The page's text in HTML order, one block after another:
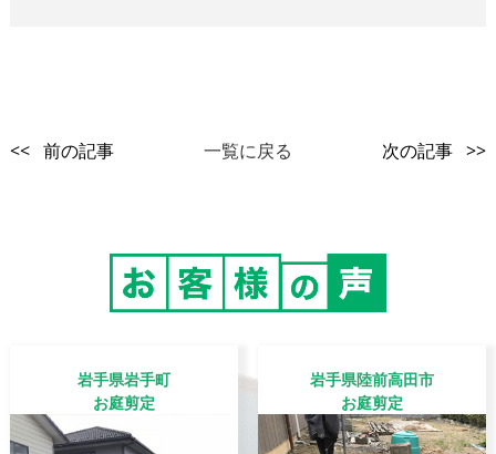
<< 前の記事 一覧に戻る 次の記事 >>
岩手県岩手町
お庭剪定
岩手県陸前高田市
お庭剪定